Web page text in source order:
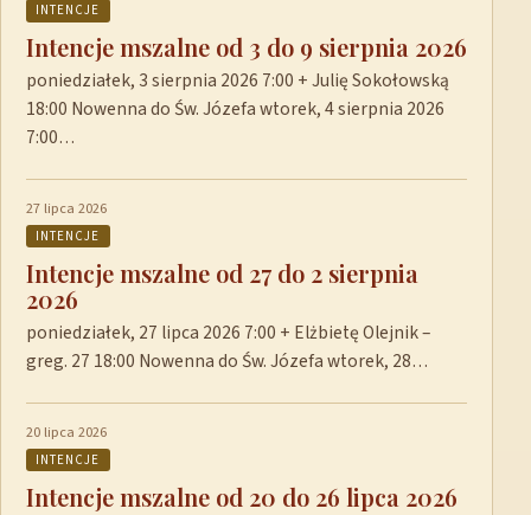
INTENCJE
Intencje mszalne od 3 do 9 sierpnia 2026
poniedziałek, 3 sierpnia 2026 7:00 + Julię Sokołowską
18:00 Nowenna do Św. Józefa wtorek, 4 sierpnia 2026
7:00…
27 lipca 2026
INTENCJE
Intencje mszalne od 27 do 2 sierpnia
2026
poniedziałek, 27 lipca 2026 7:00 + Elżbietę Olejnik –
greg. 27 18:00 Nowenna do Św. Józefa wtorek, 28…
20 lipca 2026
INTENCJE
Intencje mszalne od 20 do 26 lipca 2026